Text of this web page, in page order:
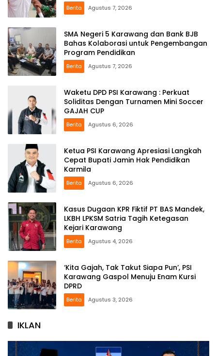
Berita Agustus 7, 2026
SMA Negeri 5 Karawang dan Bank BJB
Bahas Kolaborasi untuk Pengembangan
Program Pendidikan
Berita Agustus 7, 2026
Waketu DPD PSI Karawang : Perkuat
Soliditas Dengan Turnamen Mini Soccer
GAJAH CUP
Berita Agustus 6, 2026
Ketua PSI Karawang Apresiasi Langkah
Cepat Bupati Jamin Hak Pendidikan
Karmila
Berita Agustus 6, 2026
Kasus Dugaan KPR Fiktif PT BAS Mandek,
LKBH LPKSM Satria Tagih Ketegasan
Kejari Karawang
Berita Agustus 4, 2026
‘Kita Gajah, Tak Takut Siapa Pun’, PSI
Karawang Gaspol Menuju Enam Kursi
DPRD
Berita Agustus 3, 2026
IKLAN